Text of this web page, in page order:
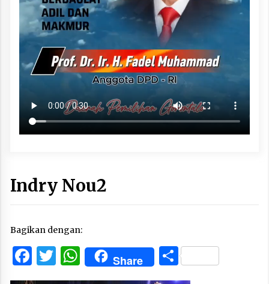
Indry Nou2
Bagikan dengan:
Facebook
Twitter
WhatsApp
Share Share